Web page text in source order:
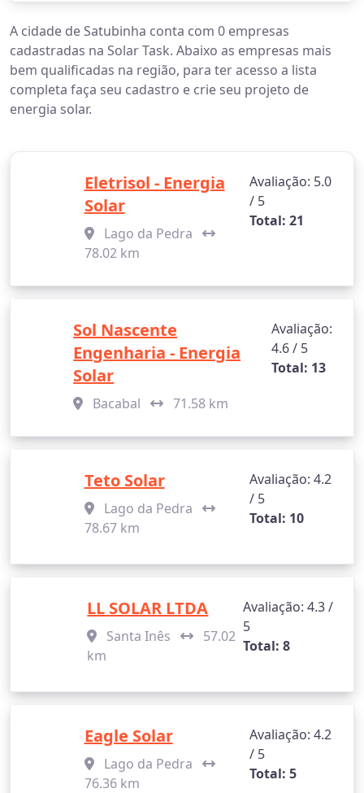
A cidade de Satubinha conta com 0 empresas
cadastradas na Solar Task. Abaixo as empresas mais
bem qualificadas na região, para ter acesso a lista
completa faça seu cadastro e crie seu projeto de
energia solar.
Eletrisol - Energia
Solar
Lago da Pedra
78.02 km
Avaliação: 5.0
/ 5
Total: 21
Sol Nascente
Engenharia - Energia
Solar
Bacabal 71.58 km
Avaliação:
4.6 / 5
Total: 13
Teto Solar
Lago da Pedra
78.67 km
Avaliação: 4.2
/ 5
Total: 10
LL SOLAR LTDA
Santa Inês
57.02
km
Avaliação: 4.3 /
5
Total: 8
Eagle Solar
Lago da Pedra
76.36 km
Avaliação: 4.2
/ 5
Total: 5